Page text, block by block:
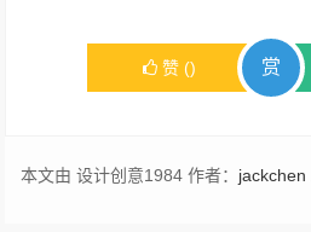
赞 () 赏
本文由 设计创意1984 作者： jackchen